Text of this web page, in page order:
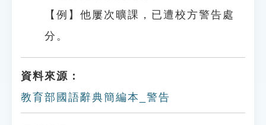
【例】他屢次曠課，已遭校方警告處
分。
資料來源：
教育部國語辭典簡編本_警告